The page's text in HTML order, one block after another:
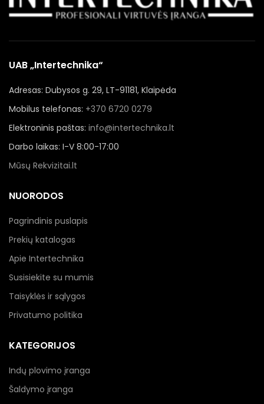
UAB „Intertechnika“
Adresas: Dubysos g. 29, LT-91181, Klaipėda
Mobilus telefonas: +370 6720 0279
Elektroninis paštas: info@intertechnika.lt
Darbo laikas: I-V 8:00-17:00
Mūsų Rekvizitai.lt
NUORODOS
Pagrindinis puslapis
Prekių katalogas
Apie Intertechnika
Susisiekite su mumis
Taisyklės ir sąlygos
Privatumo politika
KATEGORIJOS
Indų plovimo įranga
Šaldymo įranga